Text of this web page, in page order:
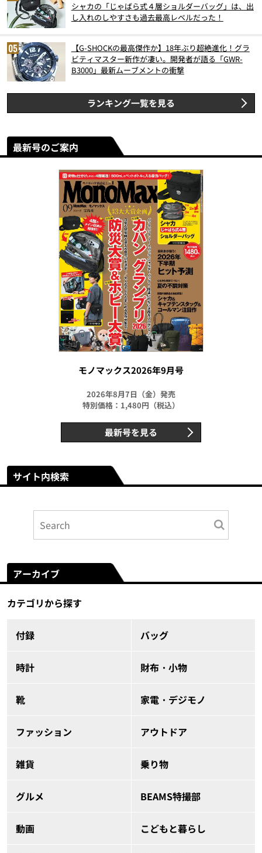
シャカの「じゃばら式４層ショルダーバッグ」は、出
し入れのしやすさも過去最高レベルだった！
【G-SHOCKの最高傑作か】18年ぶり超絶進化！グラ
ビティマスター新作が凄い。開発者が語る「GWR-
B3000」最新ムーブメントの衝撃
ランキング一覧を見る
最新号のご案内
モノマックス2026年9月号
2026年8月7日（金）発売
特別価格：1,480円（税込）
最新号を見る
サイト内検索
アーカイブ
カテゴリから探す
付録 バッグ
時計 財布・小物
靴 家電・デジモノ
ファッション アウトドア
雑貨 乗り物
グルメ BEAMS特撮部
動画 こどもと暮らし